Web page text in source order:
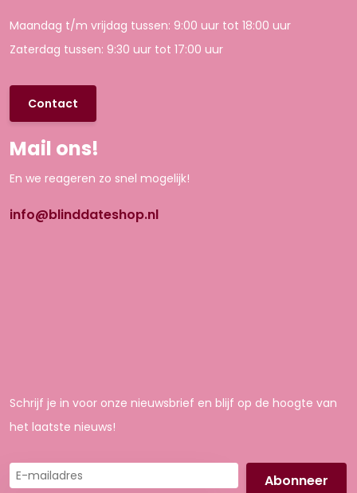
Maandag t/m vrijdag tussen: 9:00 uur tot 18:00 uur
Zaterdag tussen: 9:30 uur tot 17:00 uur
Contact
Mail ons!
En we reageren zo snel mogelijk!
info@blinddateshop.nl
Schrijf je in voor onze nieuwsbrief en blijf op de hoogte van
het laatste nieuws!
E-
mailadres